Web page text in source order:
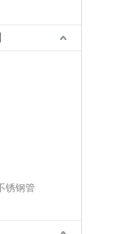
锈钢管